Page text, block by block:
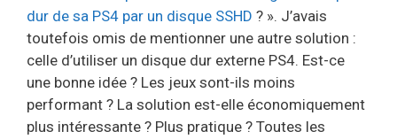
dur de sa PS4 par un disque SSHD ? ». J’avais
toutefois omis de mentionner une autre solution :
celle d’utiliser un disque dur externe PS4. Est-ce
une bonne idée ? Les jeux sont-ils moins
performant ? La solution est-elle économiquement
plus intéressante ? Plus pratique ? Toutes les